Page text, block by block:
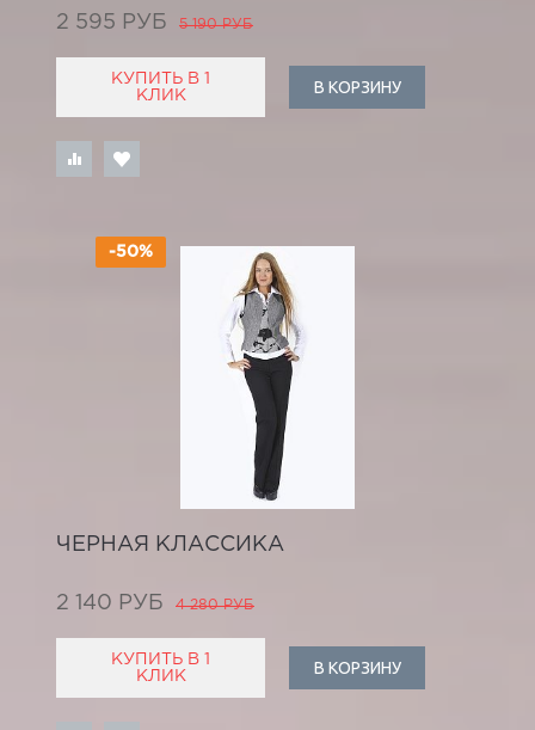
2 595 РУБ 5 190 РУБ
КУПИТЬ В 1
КЛИК
В КОРЗИНУ
-50%
ЧЕРНАЯ КЛАССИКА
2 140 РУБ 4 280 РУБ
КУПИТЬ В 1
КЛИК
В КОРЗИНУ